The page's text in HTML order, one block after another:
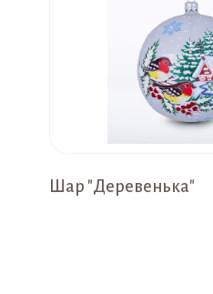
Шар "Деревенька"